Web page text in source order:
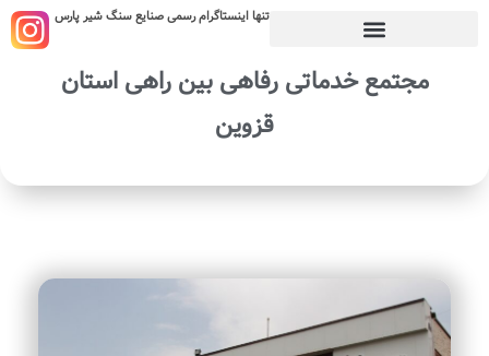
تنها اینستاگرام رسمی صنایع سنگ شیر پارس
مجتمع خدماتی رفاهی بین راهی استان
قزوین